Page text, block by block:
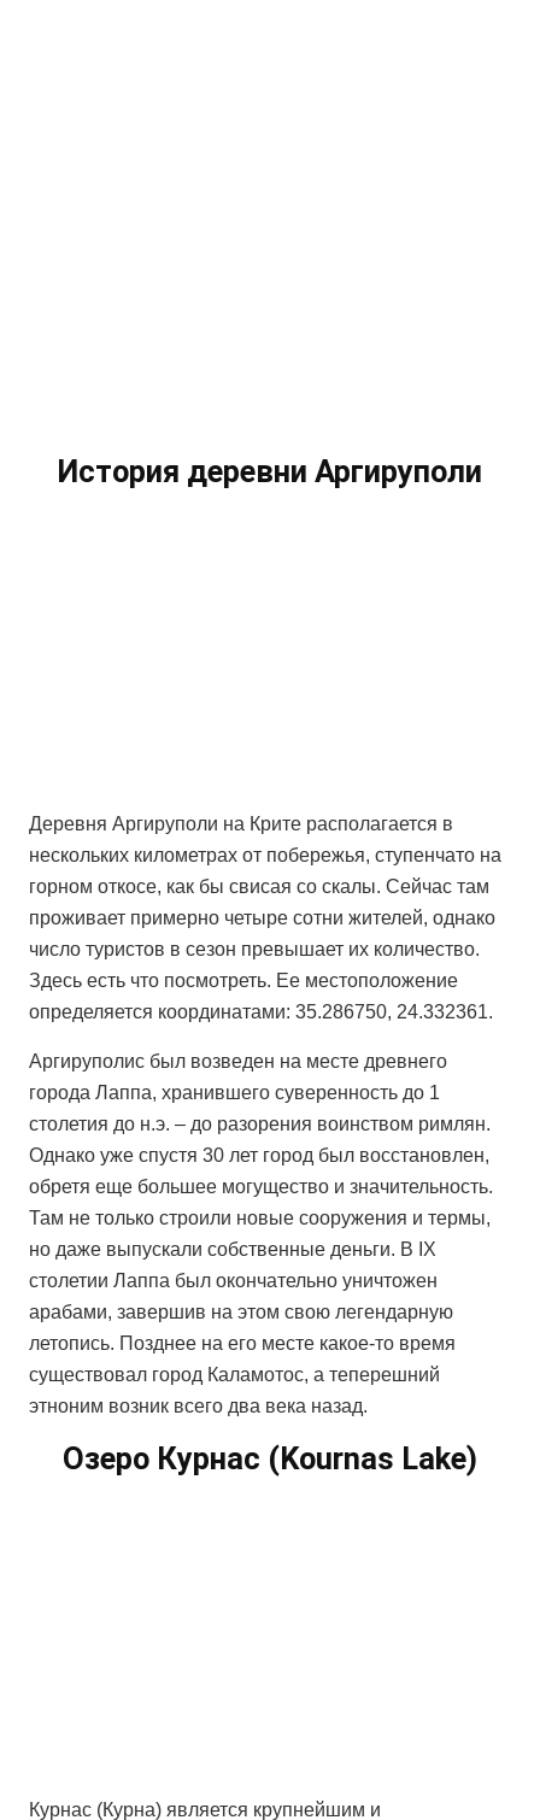
История деревни Аргируполи
Деревня Аргируполи на Крите располагается в
нескольких километрах от побережья, ступенчато на
горном откосе, как бы свисая со скалы. Сейчас там
проживает примерно четыре сотни жителей, однако
число туристов в сезон превышает их количество.
Здесь есть что посмотреть. Ее местоположение
определяется координатами: 35.286750, 24.332361.
Аргируполис был возведен на месте древнего
города Лаппа, хранившего суверенность до 1
столетия до н.э. – до разорения воинством римлян.
Однако уже спустя 30 лет город был восстановлен,
обретя еще большее могущество и значительность.
Там не только строили новые сооружения и термы,
но даже выпускали собственные деньги. В IХ
столетии Лаппа был окончательно уничтожен
арабами, завершив на этом свою легендарную
летопись. Позднее на его месте какое-то время
существовал город Каламотос, а теперешний
этноним возник всего два века назад.
Озеро Курнас (Kournas Lake)
Курнас (Курна) является крупнейшим и